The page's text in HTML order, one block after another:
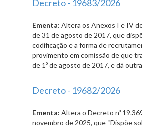
Decreto - 19683/2026
Ementa: Altera os Anexos I e IV
de 31 de agosto de 2017, que
codificação e a forma de
provimento em comissão de que
de 1º de agosto de 2017, e dá
Decreto - 19682/2026
Ementa: Altera o Decreto nº
novembro de 2025, que “Dispõe